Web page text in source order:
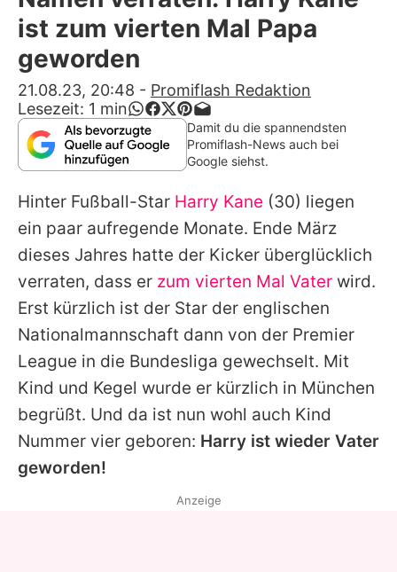
Alle Themen auf Promiflash
App runterladen
Team
Redaktionelle Richtlinien
Impressum
Datenschutzerklärung
Nutzungsbedingungen
Utiq verwalten
ist zum vierten Mal Papa
geworden
21.08.23, 20:48 - Promiflash Redaktion
Lesezeit: 1 min
Damit du die spannendsten
Promiflash-News auch bei
Google siehst.
Hinter Fußball-Star Harry Kane (30) liegen
ein paar aufregende Monate. Ende März
dieses Jahres hatte der Kicker überglücklich
verraten, dass er zum vierten Mal Vater wird.
Erst kürzlich ist der Star der englischen
Nationalmannschaft dann von der Premier
League in die Bundesliga gewechselt. Mit
Kind und Kegel wurde er kürzlich in München
begrüßt. Und da ist nun wohl auch Kind
Nummer vier geboren: Harry ist wieder Vater
geworden!
Anzeige